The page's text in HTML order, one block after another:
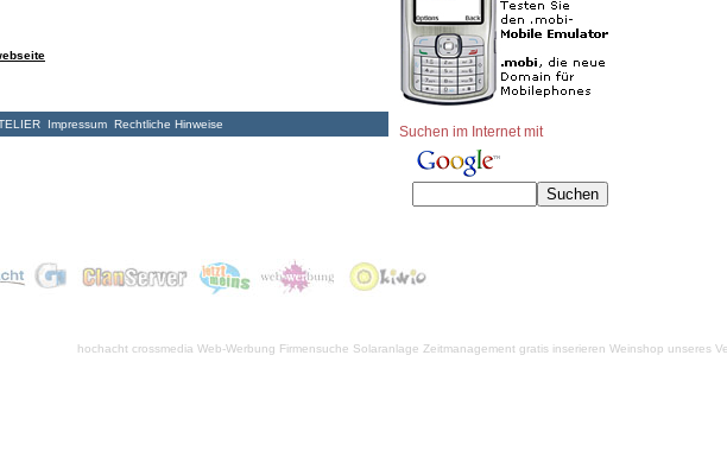
Impressum Rechtliche Hinweise Suchen im Internet mit
hochacht crossmedia Web-Werbung Firmensuche Solaranlage Zeitmanagement gratis inserieren Weinshop unseres